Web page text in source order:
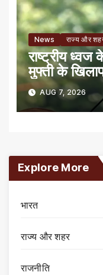
News राज्य और
राष्ट्रीय ध्वज
मुफ्ती के
AUG 7, 2026
Explore More
भारत
राज्य और शहर
राजनीति